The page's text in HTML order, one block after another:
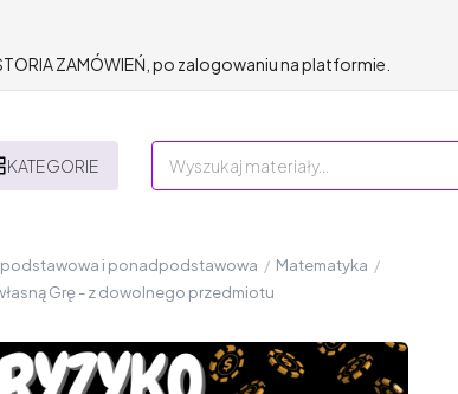
ZAMÓWIEŃ, po zalogowaniu na platformie.
KATEGORIE
podstawowa i ponadpodstawowa / Matematyka /
Grę - z dowolnego przedmiotu